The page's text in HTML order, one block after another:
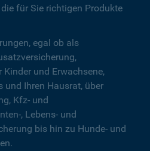
für Sie richtigen Produkte
egal ob als
und Erwachsene,
und Ihren Hausrat, über
Kfz- und
, Lebens- und
bis hin zu Hunde- und